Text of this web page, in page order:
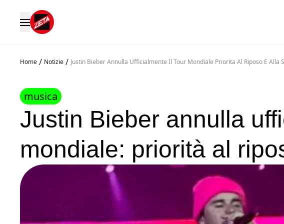
Home / Notizie / Justin Bieber Annulla Ufficialmente Il Tour Mondiale Priorita Al Riposo E Alla
musica
Justin Bieber annulla
mondiale: priorità al